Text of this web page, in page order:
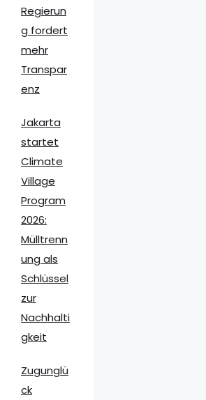
Regierun
g fordert
mehr
Transpar
enz
Jakarta
startet
Climate
Village
Program
2026:
Mülltrenn
ung als
Schlüssel
zur
Nachhalti
gkeit
Zugunglü
ck